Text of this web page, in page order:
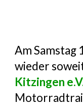
Am Samstag
wieder
Kitzingen